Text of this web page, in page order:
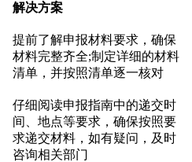
解决方案
提前了解申报材料要求，确保
材料完整齐全;制定详细的材料
清单，并按照清单逐一核对
仔细阅读申报指南中的递交时
间、地点等要求，确保按照要
求递交材料，如有疑问，及时
咨询相关部门